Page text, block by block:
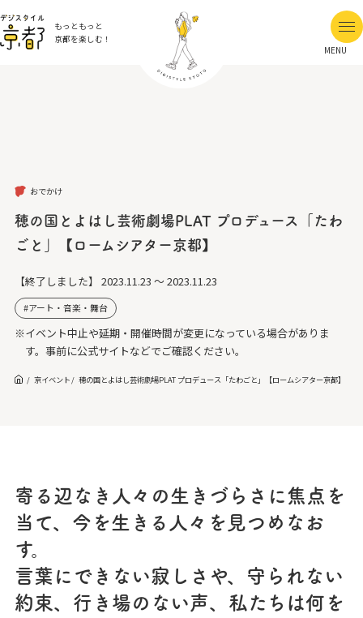
もっともっと
京都を楽しむ！
MENU
おでかけ
穂の国とよはし芸術劇場PLAT プロデュース「たわ
ごと」【ロームシアター京都】
【終了しました】 2023.11.23 ～ 2023.11.23
アート・音楽・舞台
※イベント中止や延期・開催時間が変更になっている場合がありま
す。事前に公式サイトなどでご確認ください。
京イベント 穂の国とよはし芸術劇場PLAT プロデュース「たわごと」【ロームシアター京都】
寄る辺なき人々の生きづらさに焦点を
当て、今を生きる人々を見つめなお
す。
言葉にできない寂しさや、守られない
約束、行き場のない声、私たちは何を